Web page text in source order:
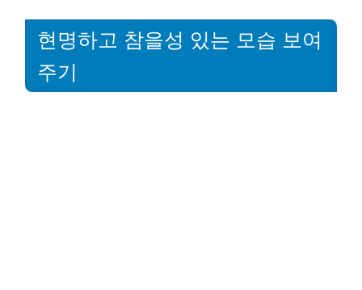
현명하고 참을성 있는 모습 보여
주기